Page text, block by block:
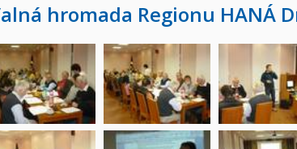
hromada Regionu HANÁ